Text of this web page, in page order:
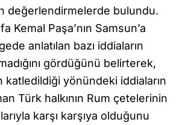
değerlendirmelerde bulundu.
Kemal Paşa’nın Samsun’a
anlatılan bazı iddiaların
gördüğünü belirterek,
katledildiği yönündeki iddiaların
Türk halkının Rum çetelerinin
karşı karşıya olduğunu